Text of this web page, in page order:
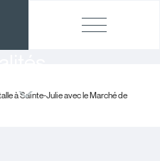
à Sainte-Julie avec le Marché de